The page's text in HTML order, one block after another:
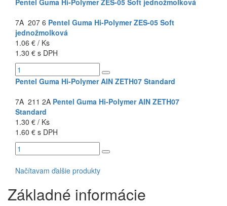
Pentel Guma Hi-Polymer ZES-05 Soft jednožmolková
7A 207 6 Pentel Guma Hi-Polymer ZES-05 Soft
jednožmolková
1.06 € / Ks
1.30 € s DPH
Pentel Guma Hi-Polymer AIN ZETH07 Standard
7A 211 2A Pentel Guma Hi-Polymer AIN ZETH07
Standard
1.30 € / Ks
1.60 € s DPH
Načítavam ďalšie produkty
Základné informácie